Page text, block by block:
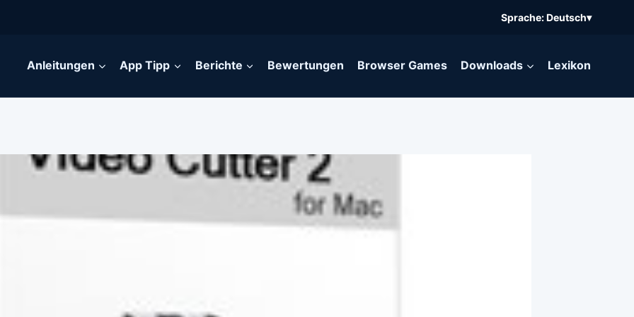
Sprache: Deutsch▾
Anleitungen App Tipp Berichte Bewertungen Browser Games Downloads Lexikon